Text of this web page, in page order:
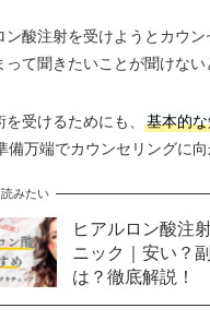
ン酸注射を受けようとカウン
って聞きたいことが聞けない
受けるためにも、
基本的
備万端でカウンセリングに向
みたい
ヒアルロン酸注
ニック｜安い？
は？徹底解説！